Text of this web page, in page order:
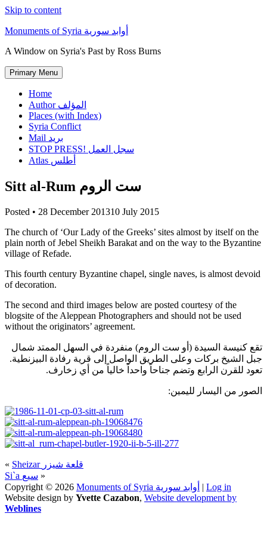
Skip to content
Monuments of Syria أوابد سورية
A Window on Syria's Past by Ross Burns
Primary Menu
Home
Author المؤلف
Places (with Index)
Syria Conflict
Mail بريد
STOP PRESS! سجل العمل
Atlas أطلس
Sitt al-Rum ست الروم
Posted • 28 December 201310 July 2015
The church of ‘Our Lady of the Greeks’ sites almost by itself on the
plain north of Jebel Sheikh Barakat and on the way to the Byzantine
village of Refade.
This fourth century Byzantine chapel, single naves, is almost devoid
of decoration.
The second and third images below are posted courtesy of the
blogsite of the Aleppean Photographers and should not be used
without the originators’ agreement.
تقع كنيسة السيدة (أو ست الروم) منفردة في السهل الممتد شمال
جبل الشيخ بركات وعلى الطريق الواصل إلى قرية رفادة البيزنطية.
تعود للقرن الرابع وتضم جناحاً واحداً خالياً من أي زخارف.
الصور من اليسار لليمين:
«
Sheizar قلعة شيزر
Si`a سيع »
Copyright © 2026
Monuments of Syria أوابد سورية | Log in
Website design by Yvette Cazabon, Website development by
Weblines